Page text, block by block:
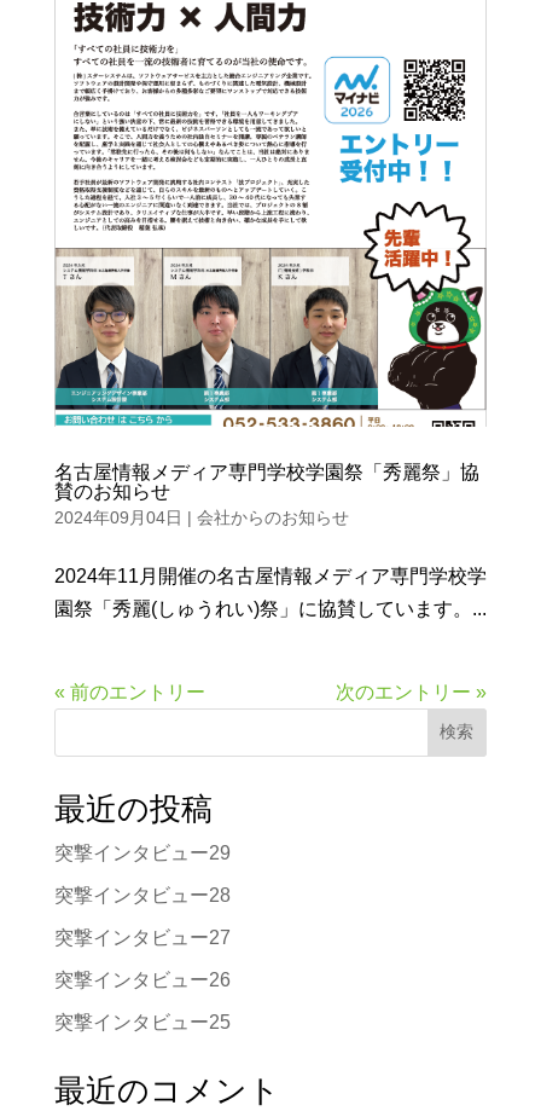
名古屋情報メディア専門学校学園祭「秀麗祭」協
賛のお知らせ
2024年09月04日 | 会社からのお知らせ
2024年11月開催の名古屋情報メディア専門学校学
園祭「秀麗(しゅうれい)祭」に協賛しています。...
« 前のエントリー 次のエントリー »
検索
最近の投稿
突撃インタビュー29
突撃インタビュー28
突撃インタビュー27
突撃インタビュー26
突撃インタビュー25
最近のコメント